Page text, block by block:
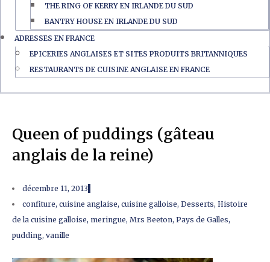
THE RING OF KERRY EN IRLANDE DU SUD
BANTRY HOUSE EN IRLANDE DU SUD
ADRESSES EN FRANCE
EPICERIES ANGLAISES ET SITES PRODUITS BRITANNIQUES
RESTAURANTS DE CUISINE ANGLAISE EN FRANCE
Queen of puddings (gâteau
anglais de la reine)
décembre 11, 2013
confiture, cuisine anglaise, cuisine galloise, Desserts, Histoire
de la cuisine galloise, meringue, Mrs Beeton, Pays de Galles,
pudding, vanille